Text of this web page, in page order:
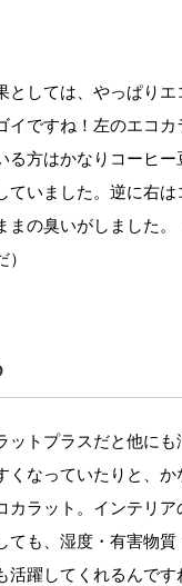
としては、やっぱりエ
イですね！左のエコ
る方はかなりコーヒー
ていました。逆に右は
まの臭いがしました。
ットプラスだと他にも
くなっていたりと、か
カラット。インテリア
ても、湿度・有害物質
活躍してくれるんです